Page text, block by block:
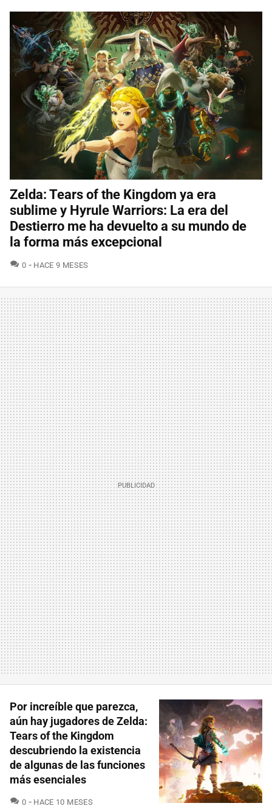
Zelda: Tears of the Kingdom ya era
sublime y Hyrule Warriors: La era del
Destierro me ha devuelto a su mundo de
la forma más excepcional
0 COMENTARIOS
HACE 9 MESES
Por increíble que parezca,
aún hay jugadores de Zelda:
Tears of the Kingdom
descubriendo la existencia
de algunas de las funciones
más esenciales
0 COMENTARIOS
HACE 10 MESES